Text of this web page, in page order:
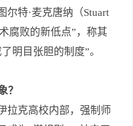
尔特·麦克唐纳（Stuart
腐败的新低点”，称其
明目张胆的制度”。
？
拉克高校内部，强制师